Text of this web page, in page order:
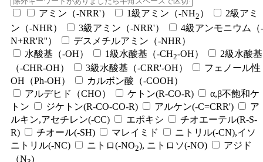
アミン（-NRR'） 1級アミン（-NH2 ）
2級アミ
ン（-NHR）
3級アミン（-NRR'）
4級アンモニウム（-
N+RR'R''）
デスメチルアミン（-NHR）
水酸基（-OH）
1級水酸基（-CH2-OH）
2級水酸基
（-CHR-OH）
3級水酸基（-CRR'-OH）
フェノール性
OH（Ph-OH）
カルボン酸（-COOH）
アルデヒド（CHO）
ケトン(R-CO-R)
α,β不飽和ケ
トン
ジケトン(R-CO-CO-R) アルケン(-C=CRR')
ア
ルキン,アセチレン(-CC)
エポキシ
チオエーテル(R-S-
R)
チオール(-SH) マレイミド
ニトリル(-CN),イソ
ニトリル(-NC)
ニトロ(-NO2), ニトロソ(-NO)
アジド
（N )